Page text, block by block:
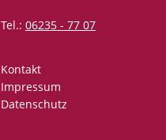
Tel.: 06235 - 77 07
Kontakt
Impressum
Datenschutz